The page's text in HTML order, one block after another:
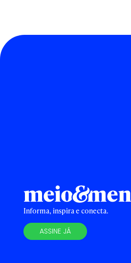
Informa, inspira e conecta.
ASSINE JÁ